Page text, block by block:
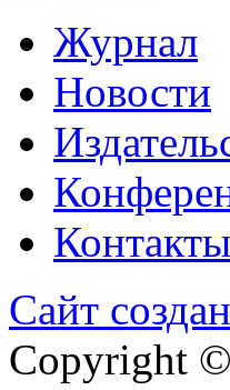
Журнал
Новости
Контакты
Сайт
Copyright